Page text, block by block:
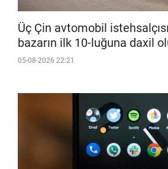
Üç Çin avtomobil
bazarın ilk 10-luğuna daxil
05-08-2026 22:21